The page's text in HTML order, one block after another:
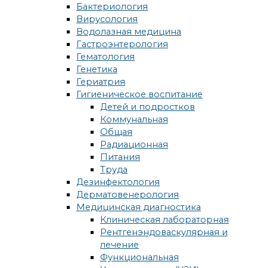
Бактериология
Вирусология
Водолазная медицина
Гастроэнтерология
Гематология
Генетика
Гериатрия
Гигиеническое воспитание
Детей и подростков
Коммунальная
Общая
Радиационная
Питания
Труда
Дезинфектология
Дерматовенерология
Медицинская диагностика
Клиническая лабораторная
Рентгенэндоваскулярная и
лечение
Функциональная